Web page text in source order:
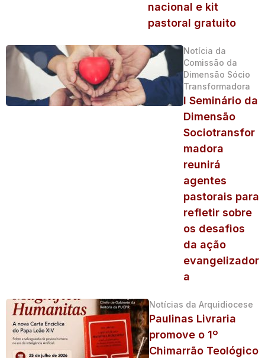
nacional e kit
pastoral gratuito
Notícia da
Comissão da
Dimensão Sócio
Transformadora
I Seminário da
Dimensão
Sociotransfor
madora
reunirá
agentes
pastorais para
refletir sobre
os desafios
da ação
evangelizador
a
Notícias da Arquidiocese
Paulinas Livraria
promove o 1º
Chimarrão Teológico